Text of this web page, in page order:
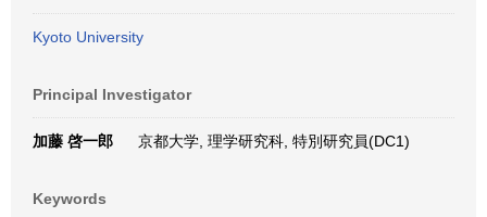
Kyoto University
Principal Investigator
加藤 啓一郎 京都大学, 理学研究科, 特別研究員(DC1)
Keywords